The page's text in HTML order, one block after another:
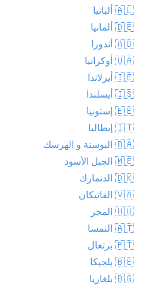
🇦🇱 ألبانيا
🇩🇪 ألمانيا
🇦🇩 أندورا
🇺🇦 أوكرانيا
🇮🇪 أيرلاندا
🇮🇸 أيسلندا
🇪🇪 إستونيا
🇮🇹 إيطاليا
🇧🇦 البوسنة و الهرسك
🇲🇪 الجبل الأسود
🇩🇰 الدنمارك
🇻🇦 الفاتيكان
🇭🇺 المجر
🇦🇹 النمسا
🇵🇹 برتغال
🇧🇪 بلجيكا
🇧🇬 بلغاريا